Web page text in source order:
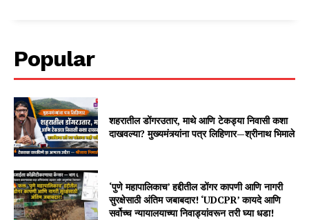
Popular
शहरातील डोंगरउतार, माथे आणि टेकड्या निवासी कशा
दाखवल्या? मुख्यमंत्र्यांना पत्र लिहिणार—श्रीनाथ भिमाले
‘पुणे महापालिकाच’ हद्दीतील डोंगर कापणी आणि नागरी
सुरक्षेसाठी अंतिम जबाबदार! ‘UDCPR’ कायदे आणि
सर्वोच्च न्यायालयाच्या निवाड्यांवरून तरी घ्या धडा!